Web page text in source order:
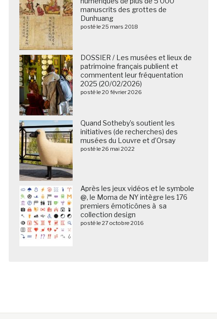
manuscrits des grottes de
Dunhuang
posté le 25 mars 2018
DOSSIER / Les musées et lieux de
patrimoine français publient et
commentent leur fréquentation
2025 (20/02/2026)
posté le 20 février 2026
Quand Sotheby’s soutient les
initiatives (de recherches) des
musées du Louvre et d’Orsay
posté le 26 mai 2022
Après les jeux vidéos et le symbole
@, le Moma de NY intègre les 176
premiers émoticônes à sa
collection design
posté le 27 octobre 2016